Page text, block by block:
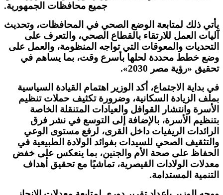
جميع محافظات الجمهورية.
يأتي ذلك لمتابعة الوضع الصحي في المحافظات، وتحديث
آليات العمل للارتقاء بالقطاع الصحي، والتعرف على
التحديات والمعوقات التي تواجه المنظومة، والعمل على
وضع خطط محددة لحلها بأسرع وقت، بما يساهم في
تحقيق «رؤية مصر 2030».
في بداية الاجتماع، أكد الوزير اهتمام القيادة السياسية
بملف الزيادة السكانية، وضرورة تكثيف حملات تنظيم
الأسرة وانتشار القوافل والعيادات المتنقلة الخاصة
بتنظيم الأسرة، بالإضافة إلى التوسع في نشر فرق
الرائدات الريفيات داخل القرى، لرفع مستوى الوعي
والتثقيف الصحي للسيدات بفوائد الولادة الطبيعية في
الحفاظ على صحة الأم والجنين، بما ينعكس على خفض
معدلات الولادات القيصرية، تماشيًا مع تحقيق أهداف
التنمية المستدامة.